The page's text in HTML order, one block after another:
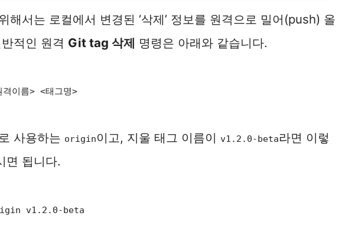
해서는 로컬에서 변경된 ‘삭제’ 정보를 원격으로 밀어(push) 올
적인 원격 Git tag 삭제 명령은 아래와 같습니다.
름> <태그명>
사용하는 origin이고, 지울 태그 이름이 v1.2.0-beta라면 이렇
면 됩니다.
v1.2.0-beta